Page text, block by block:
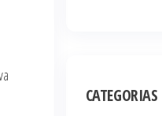
CATEGORIAS